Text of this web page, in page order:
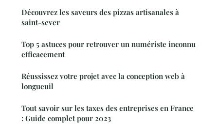
Découvrez les saveurs des pizzas artisanales à
saint-sever
Top 5 astuces pour retrouver un numériste inconnu
efficacement
Réussissez votre projet avec la conception web à
longueuil
Tout savoir sur les taxes des entreprises en France
: Guide complet pour 2023